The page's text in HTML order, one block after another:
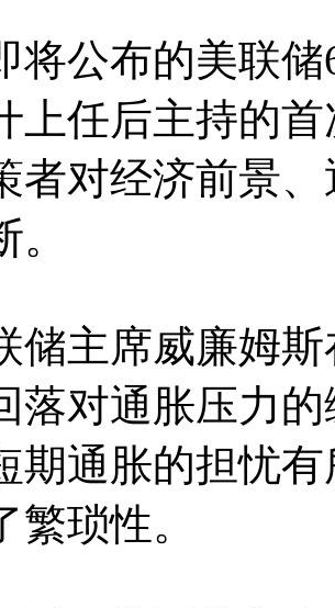
将公布的美联
上任后主持的
者对经济前景
储主席威廉姆
落对通胀压力
期通胀的担忧
繁琐性。